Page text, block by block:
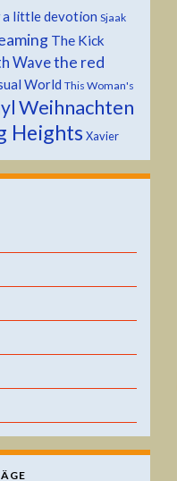
a little devotion Sjaak
The Kick
Wavethe red
World This Woman's
Weihnachten
Heights Xavier